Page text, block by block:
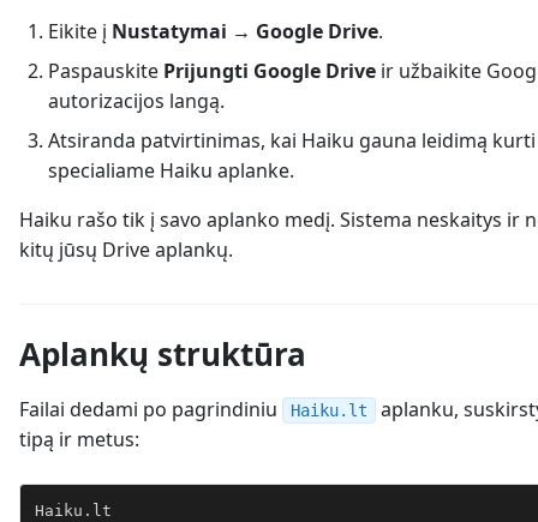
Eikite į Nustatymai → Google Drive.
Paspauskite Prijungti Google Drive ir užbaikite
autorizacijos langą.
Atsiranda patvirtinimas, kai Haiku gauna leidimą
specialiame Haiku aplanke.
Haiku rašo tik į savo aplanko medį. Sistema neskaitys ir
kitų jūsų Drive aplankų.
Aplankų struktūra
Failai dedami po pagrindiniu Haiku.lt
aplanku,
tipą ir metus:
Haiku.lt